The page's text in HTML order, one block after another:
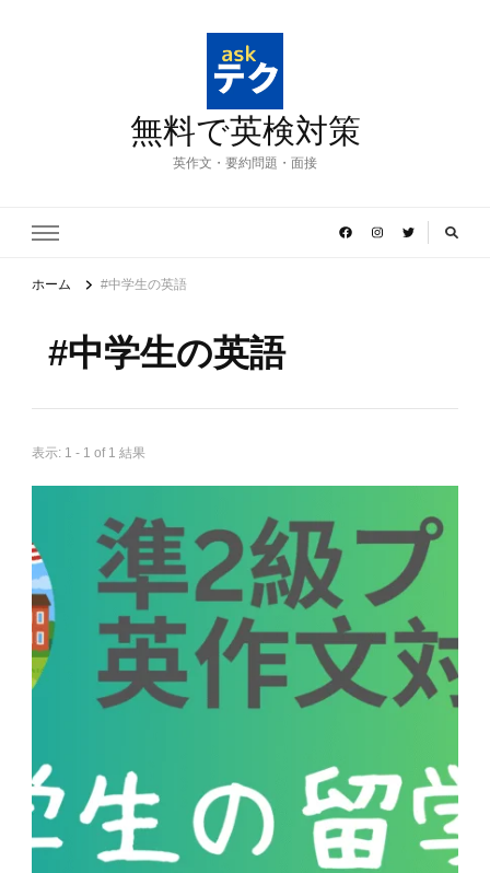
無料で英検対策
英作文・要約問題・面接
ホーム #中学生の英語
#中学生の英語
表示: 1 - 1 of 1 結果